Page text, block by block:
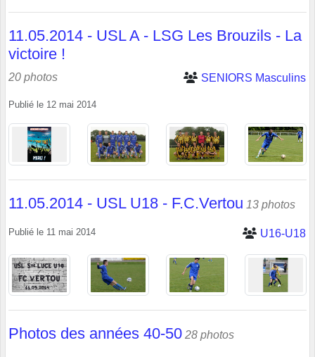
11.05.2014 - USL A - LSG Les Brouzils - La
victoire !
20 photos SENIORS Masculins
Publié le 12 mai 2014
11.05.2014 - USL U18 - F.C.Vertou 13 photos
U16-U18
Publié le 11 mai 2014
Photos des années 40-50 28 photos